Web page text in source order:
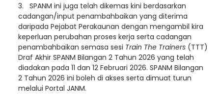
3. SPANM ini juga telah dikemas kini berdasarkan
cadangan/input penambahbaikan yang diterima
daripada Pejabat Perakaunan dengan mengambil kira
keperluan perubahan proses kerja serta cadangan
penambahbaikan semasa sesi Train The Trainers (TTT)
Draf Akhir SPANM Bilangan 2 Tahun 2026 yang telah
diadakan pada 11 dan 12 Februari 2026. SPANM Bilangan
2 Tahun 2026 ini boleh di akses serta dimuat turun
melalui Portal JANM.